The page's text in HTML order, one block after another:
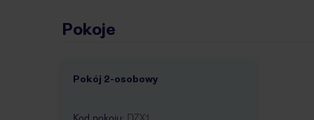
Pokoje
Pokój 2-osobowy
1 / 2
Kod pokoju: DZX1